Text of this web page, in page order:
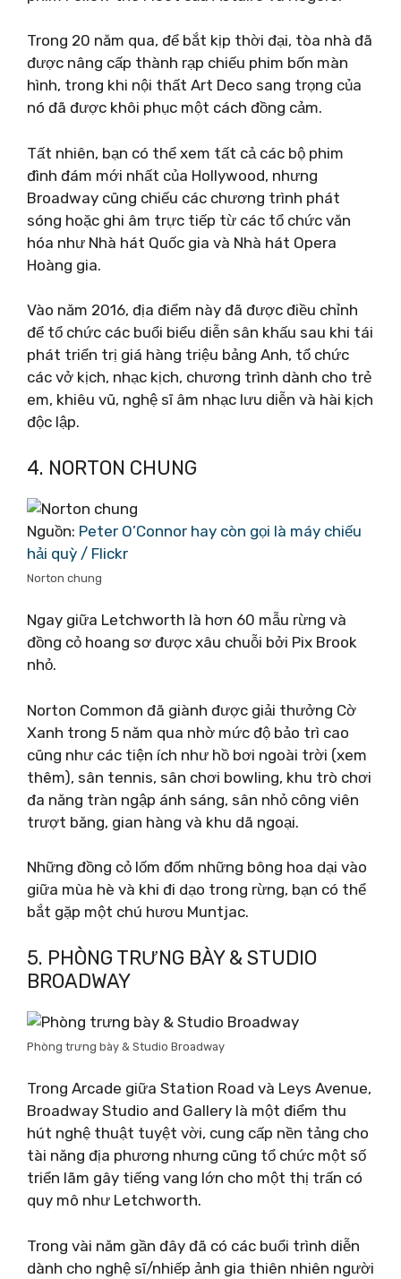
Trong 20 năm qua, để bắt kịp thời đại, tòa nhà đã
được nâng cấp thành rạp chiếu phim bốn màn
hình, trong khi nội thất Art Deco sang trọng của
nó đã được khôi phục một cách đồng cảm.
Tất nhiên, bạn có thể xem tất cả các bộ phim
đình đám mới nhất của Hollywood, nhưng
Broadway cũng chiếu các chương trình phát
sóng hoặc ghi âm trực tiếp từ các tổ chức văn
hóa như Nhà hát Quốc gia và Nhà hát Opera
Hoàng gia.
Vào năm 2016, địa điểm này đã được điều chỉnh
để tổ chức các buổi biểu diễn sân khấu sau khi tái
phát triển trị giá hàng triệu bảng Anh, tổ chức
các vở kịch, nhạc kịch, chương trình dành cho trẻ
em, khiêu vũ, nghệ sĩ âm nhạc lưu diễn và hài kịch
độc lập.
4. NORTON CHUNG
Nguồn: Peter O’Connor hay còn gọi là máy chiếu
hải quỳ / Flickr
Norton chung
Ngay giữa Letchworth là hơn 60 mẫu rừng và
đồng cỏ hoang sơ được xâu chuỗi bởi Pix Brook
nhỏ.
Norton Common đã giành được giải thưởng Cờ
Xanh trong 5 năm qua nhờ mức độ bảo trì cao
cũng như các tiện ích như hồ bơi ngoài trời (xem
thêm), sân tennis, sân chơi bowling, khu trò chơi
đa năng tràn ngập ánh sáng, sân nhỏ công viên
trượt băng, gian hàng và khu dã ngoại.
Những đồng cỏ lốm đốm những bông hoa dại vào
giữa mùa hè và khi đi dạo trong rừng, bạn có thể
bắt gặp một chú hươu Muntjac.
5. PHÒNG TRƯNG BÀY & STUDIO
BROADWAY
Phòng trưng bày & Studio Broadway
Trong Arcade giữa Station Road và Leys Avenue,
Broadway Studio and Gallery là một điểm thu
hút nghệ thuật tuyệt vời, cung cấp nền tảng cho
tài năng địa phương nhưng cũng tổ chức một số
triển lãm gây tiếng vang lớn cho một thị trấn có
quy mô như Letchworth.
Trong vài năm gần đây đã có các buổi trình diễn
dành cho nghệ sĩ/nhiếp ảnh gia thiên nhiên người